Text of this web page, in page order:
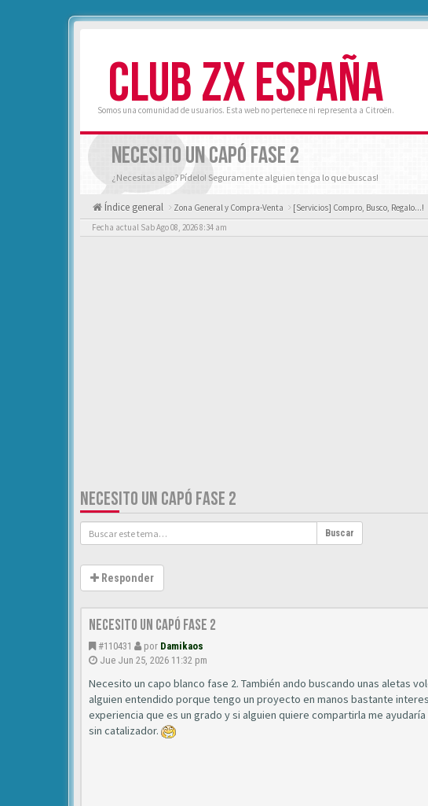
CLUB ZX ESPAÑA
Somos una comunidad de usuarios. Esta web no pertenece ni representa a Citroën.
NECESITO UN CAPÓ FASE 2
¿Necesitas algo? Pídelo! Seguramente alguien tenga lo que buscas!
Índice general Zona General y Compra-Venta [Servicios] Compro, Busco, Regalo...!
Fecha actual Sab Ago 08, 2026 8:34 am
NECESITO UN CAPÓ FASE 2
Buscar
Responder
Necesito un capó fase 2
#110431 por Damikaos
Jue Jun 25, 2026 11:32 pm
Necesito un capo blanco fase 2. También ando buscando unas aletas
alguien entendido porque tengo un proyecto en manos bastante
experiencia que es un grado y si alguien quiere compartirla me
sin catalizador.